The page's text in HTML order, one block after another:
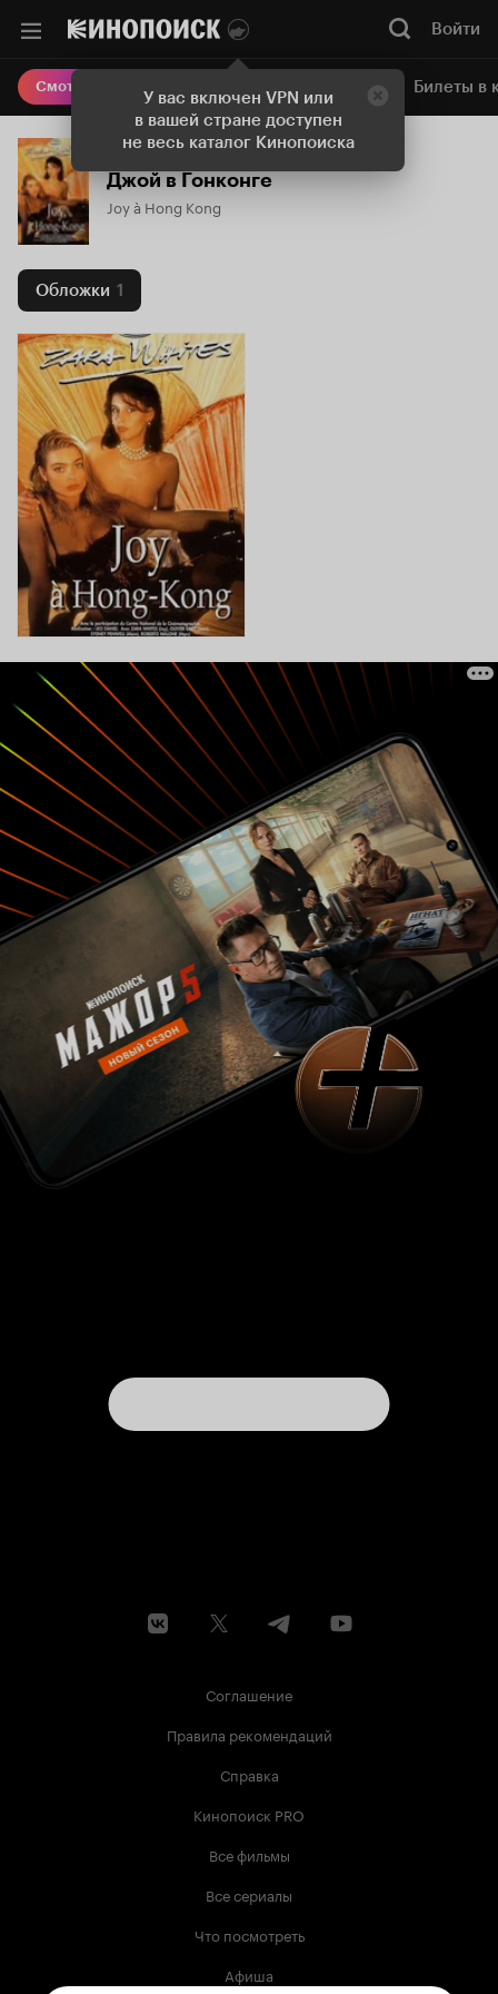
У вас включен VPN или
в вашей стране доступен
не весь каталог Кинопоиска
Войти
Смотреть кино Онлайн-кинотеатр Билеты в
Джой в Гонконге
Joy à Hong Kong
Обложки 1
Соглашение
Правила рекомендаций
Справка
Кинопоиск PRO
Все фильмы
Все сериалы
Что посмотреть
Афиша